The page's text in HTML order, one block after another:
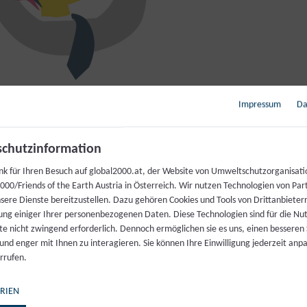
in Österreich und in der Europäischen
verursachten Probleme mitnoch mehr
Politik und Industrie über die "Ökologisierung der
nimmt zu insbesondere im Rahmen des viel
. Doch der übermäßige
Impressum
für Ihren Besuch auf global2000.at, der Website von
Friends of the Earth Austria in Österreich. Wir nutzen Technologien von
Dienste bereitzustellen. Dazu gehören Cookies und Tools von
einiger Ihrer personenbezogenen Daten. Diese Technologien sind für die
nicht zwingend erforderlich. Dennoch ermöglichen sie es uns, einen besseren
enger mit Ihnen zu interagieren. Sie können Ihre Einwilligung jederzeit